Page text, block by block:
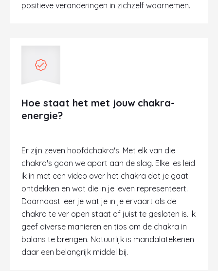
positieve veranderingen in zichzelf waarnemen.
Hoe staat het met jouw chakra-
energie?
Er zijn zeven hoofdchakra's. Met elk van die
chakra's gaan we apart aan de slag. Elke les leid
ik in met een video over het chakra dat je gaat
ontdekken en wat die in je leven representeert.
Daarnaast leer je wat je in je ervaart als de
chakra te ver open staat of juist te gesloten is. Ik
geef diverse manieren en tips om de chakra in
balans te brengen. Natuurlijk is mandalatekenen
daar een belangrijk middel bij.